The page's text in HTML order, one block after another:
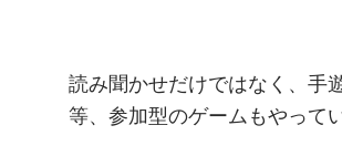
読み聞かせだけではなく、手
等、参加型のゲームもやって